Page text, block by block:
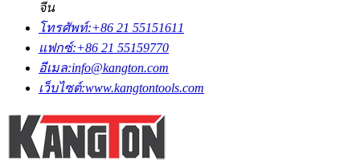
จีน
โทรศัพท์:+86 21 55151611
แฟกซ์:+86 21 55159770
อีเมล:info@kangton.com
เว็บไซต์:www.kangtontools.com